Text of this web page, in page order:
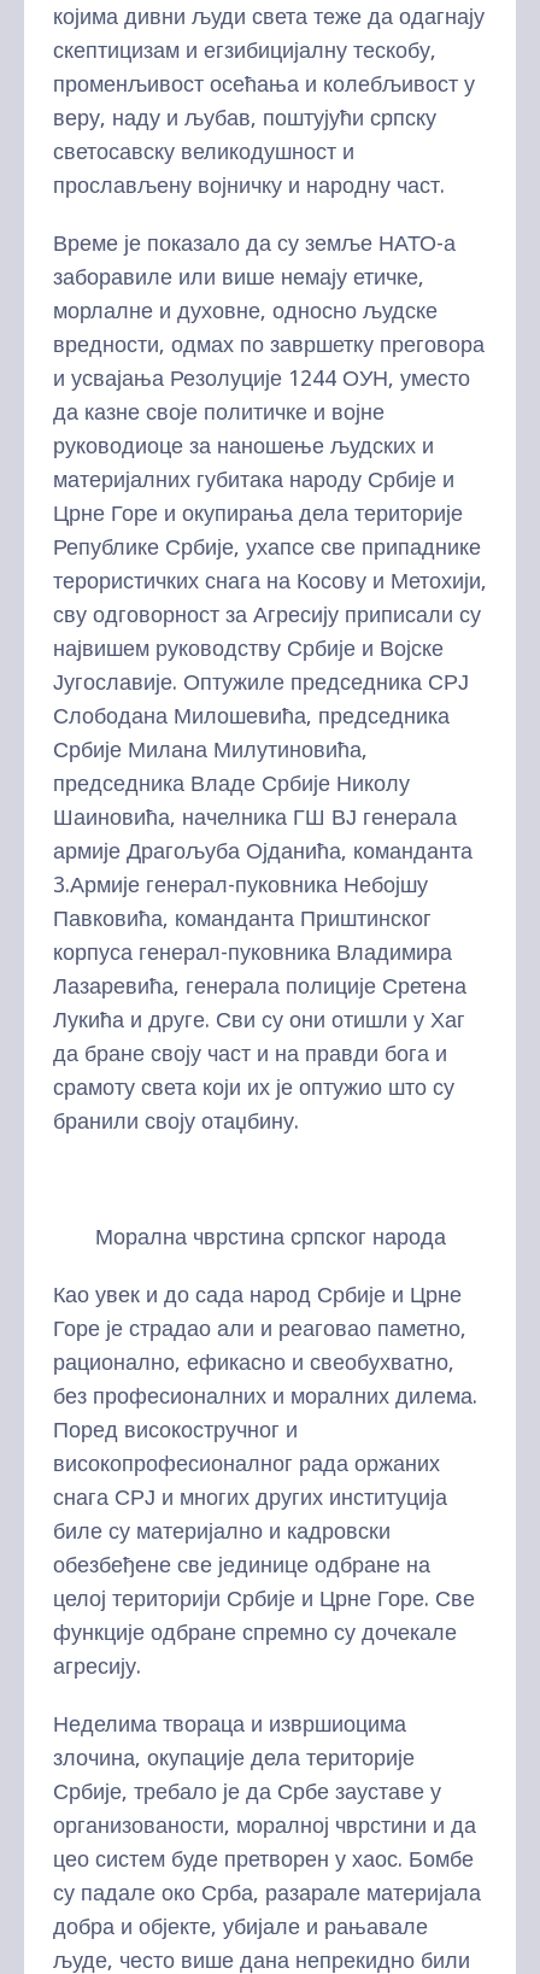
којима дивни људи света теже да одагнају
скептицизам и егзибицијалну тескобу,
променљивост осећања и колебљивост у
веру, наду и љубав, поштујући српску
светосавску великодушност и
прослављену војничку и народну част.
Време је показало да су земље НАТО-а
заборавиле или више немају етичке,
морлалне и духовне, односно људске
вредности, одмах по завршетку преговора
и усвајања Резолуције 1244 ОУН, уместо
да казне своје политичке и војне
руководиоце за наношење људских и
материјалних губитака народу Србије и
Црне Горе и окупирања дела територије
Републике Србије, ухапсе све припаднике
терористичких снага на Косову и Метохији,
сву одговорност за Агресију приписали су
највишем руководству Србије и Војске
Југославије. Оптужиле председника СРЈ
Слободана Милошевића, председника
Србије Милана Милутиновића,
председника Владе Србије Николу
Шаиновића, начелника ГШ ВЈ генерала
армије Драгољуба Ојданића, команданта
3.Армије генерал-пуковника Небојшу
Павковића, команданта Приштинског
корпуса генерал-пуковника Владимира
Лазаревића, генерала полиције Сретена
Лукића и друге. Сви су они отишли у Хаг
да бране своју част и на правди бога и
срамоту света који их је оптужио што су
бранили своју отаџбину.
Морална чврстина српског народа
Као увек и до сада народ Србије и Црне
Горе је страдао али и реаговао паметно,
рационално, ефикасно и свеобухватно,
без професионалних и моралних дилема.
Поред високостручног и
високопрофесионалног рада оржаних
снага СРЈ и многих других институција
биле су материјално и кадровски
обезбеђене све јединице одбране на
целој територији Србије и Црне Горе. Све
функције одбране спремно су дочекале
агресију.
Неделима твораца и извршиоцима
злочина, окупације дела територије
Србије, требало је да Србе зауставе у
организованости, моралној чврстини и да
цео систем буде претворен у хаос. Бомбе
су падале око Срба, разарале материјала
добра и објекте, убијале и рањавале
људе, често више дана непрекидно били